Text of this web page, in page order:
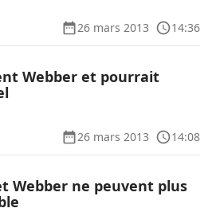
26 mars 2013
14:36
Webber et pourrait
26 mars 2013
14:08
Webber ne peuvent plus